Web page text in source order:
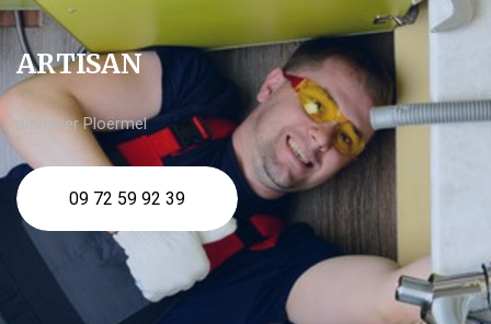
ARTISAN
plombier Ploërmel
09 72 59 92 39